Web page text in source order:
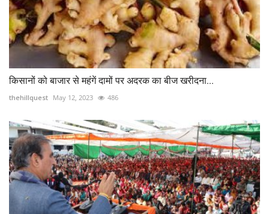
किसानों को बाजार से महंगें दामों पर अदरक का बीज खरीदना...
thehillquest May 12, 2023 486